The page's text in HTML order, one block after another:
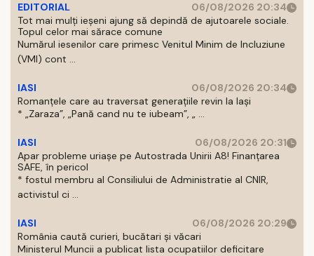
EDITORIAL
06/08/2026 20:34
Tot mai mulți ieșeni ajung să depindă de ajutoarele sociale.
Topul celor mai sărace comune
Numărul iesenilor care primesc Venitul Minim de Incluziune
(VMI) cont ...
IASI
06/08/2026 20:34
Romanțele care au traversat generațiile revin la Iași
* „Zaraza”, „Pană cand nu te iubeam”, „ ...
IASI
06/08/2026 20:31
Apar probleme uriașe pe Autostrada Unirii A8! Finanțarea
SAFE, în pericol
* fostul membru al Consiliului de Administratie al CNIR,
activistul ci ...
IASI
06/08/2026 20:29
România caută curieri, bucătari și văcari
Ministerul Muncii a publicat lista ocupatiilor deficitare